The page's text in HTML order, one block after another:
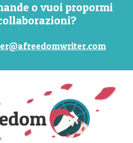
o vuoi propormi